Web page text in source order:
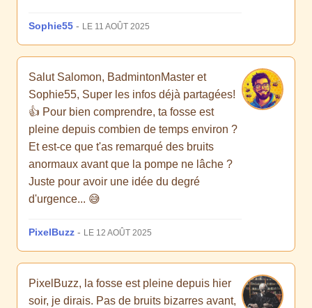
Sophie55 - LE 11 AOÛT 2025
Salut Salomon, BadmintonMaster et
Sophie55, Super les infos déjà partagées!
👍 Pour bien comprendre, ta fosse est
pleine depuis combien de temps environ ?
Et est-ce que t'as remarqué des bruits
anormaux avant que la pompe ne lâche ?
Juste pour avoir une idée du degré
d'urgence... 😅
PixelBuzz - LE 12 AOÛT 2025
PixelBuzz, la fosse est pleine depuis hier
soir, je dirais. Pas de bruits bizarres avant,